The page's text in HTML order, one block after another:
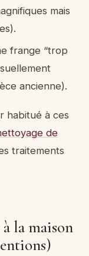
mais
frange “trop
ancienne).
habitué à ces
de
traitements
la maison